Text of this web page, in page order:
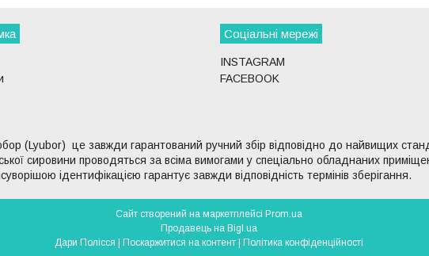
Соціальні мережі
INSTAGRAM
FACEBOOK
(Lyubor) це завжди гарантований ручний збір відповідно до найвищих
сировини проводяться за всіма вимогами у спеціально обладнаних
ідентифікацією гарантує завжди відповідність термінів зберігання.
Сайт створений на маркетплейсі Prom.ua
Продавець на Bigl.ua
Поскаржитися на контент Політика конфіденційності